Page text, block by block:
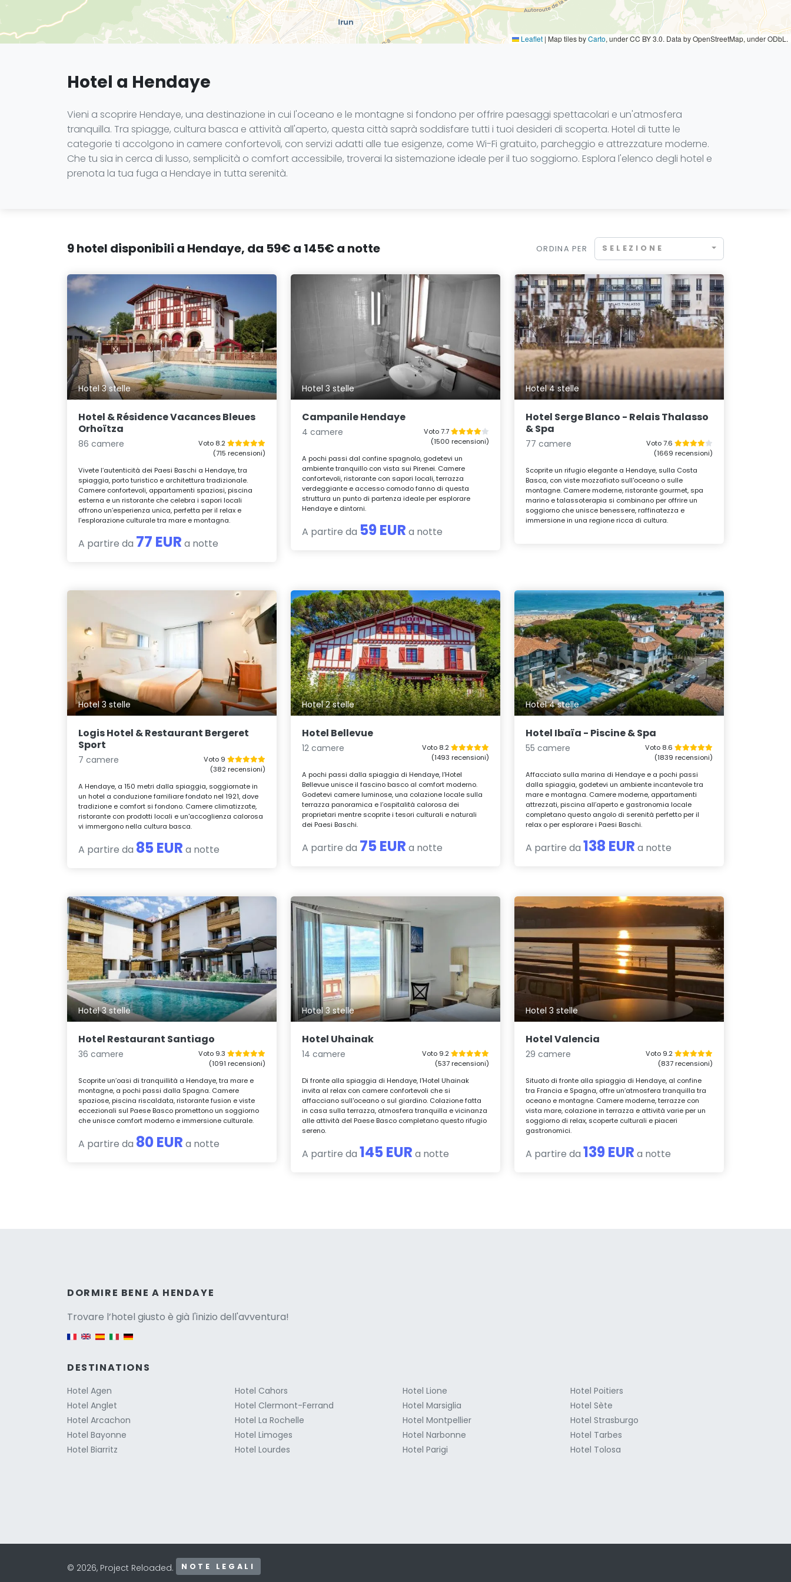
Leaflet | Map tiles byCarto, under CC BY 3.0. Data by OpenStreetMap, under ODbL.
Hotel a Hendaye
Vieni a scoprire Hendaye, una destinazione in cui l'oceano e le montagne si fondono per offrire paesaggi spettacolari e un'atmosfera
tranquilla. Tra spiagge, cultura basca e attività all'aperto, questa città saprà soddisfare tutti i tuoi desideri di scoperta. Hotel di tutte le
categorie ti accolgono in camere confortevoli, con servizi adatti alle tue esigenze, come Wi-Fi gratuito, parcheggio e attrezzature moderne.
Che tu sia in cerca di lusso, semplicità o comfort accessibile, troverai la sistemazione ideale per il tuo soggiorno. Esplora l'elenco degli hotel e
prenota la tua fuga a Hendaye in tutta serenità.
9 hotel disponibili a Hendaye, da 59€ a 145€ a notte ORDINA PER SELEZIONE
Hotel 3 stelle
Hotel & Résidence Vacances Bleues
Orhoïtza
86 camere
Voto 8.2
(715 recensioni)
Vivete l’autenticità dei Paesi Baschi a Hendaye, tra
spiaggia, porto turistico e architettura tradizionale.
Camere confortevoli, appartamenti spaziosi, piscina
esterna e un ristorante che celebra i sapori locali
offrono un’esperienza unica, perfetta per il relax e
l’esplorazione culturale tra mare e montagna.
A partire da 77 EUR a notte
Hotel 3 stelle
Campanile Hendaye
4 camere
Voto 7.7
(1500 recensioni)
A pochi passi dal confine spagnolo, godetevi un
ambiente tranquillo con vista sui Pirenei. Camere
confortevoli, ristorante con sapori locali, terrazza
verdeggiante e accesso comodo fanno di questa
struttura un punto di partenza ideale per esplorare
Hendaye e dintorni.
A partire da 59 EUR a notte
Hotel 4 stelle
Hotel Serge Blanco - Relais Thalasso
& Spa
77 camere
Voto 7.6
(1669 recensioni)
Scoprite un rifugio elegante a Hendaye, sulla Costa
Basca, con viste mozzafiato sull'oceano o sulle
montagne. Camere moderne, ristorante gourmet, spa
marino e talassoterapia si combinano per offrire un
soggiorno che unisce benessere, raffinatezza e
immersione in una regione ricca di cultura.
Hotel 3 stelle
Logis Hotel & Restaurant Bergeret
Sport
7 camere
Voto 9
(382 recensioni)
A Hendaye, a 150 metri dalla spiaggia, soggiornate in
un hotel a conduzione familiare fondato nel 1921, dove
tradizione e comfort si fondono. Camere climatizzate,
ristorante con prodotti locali e un'accoglienza calorosa
vi immergono nella cultura basca.
A partire da 85 EUR a notte
Hotel 2 stelle
Hotel Bellevue
12 camere
Voto 8.2
(1493 recensioni)
A pochi passi dalla spiaggia di Hendaye, l’Hotel
Bellevue unisce il fascino basco al comfort moderno.
Godetevi camere luminose, una colazione locale sulla
terrazza panoramica e l’ospitalità calorosa dei
proprietari mentre scoprite i tesori culturali e naturali
dei Paesi Baschi.
A partire da 75 EUR a notte
Hotel 4 stelle
Hotel Ibaïa - Piscine & Spa
55 camere
Voto 8.6
(1839 recensioni)
Affacciato sulla marina di Hendaye e a pochi passi
dalla spiaggia, godetevi un ambiente incantevole tra
mare e montagna. Camere moderne, appartamenti
attrezzati, piscina all’aperto e gastronomia locale
completano questo angolo di serenità perfetto per il
relax o per esplorare i Paesi Baschi.
A partire da138 EUR a notte
Hotel 3 stelle
Hotel Restaurant Santiago
36 camere
Voto 9.3
(1091 recensioni)
Scoprite un’oasi di tranquillità a Hendaye, tra mare e
montagne, a pochi passi dalla Spagna. Camere
spaziose, piscina riscaldata, ristorante fusion e viste
eccezionali sul Paese Basco promettono un soggiorno
che unisce comfort moderno e immersione culturale.
A partire da 80 EUR a notte
Hotel 3 stelle
Hotel Uhainak
14 camere
Voto 9.2
(537 recensioni)
Di fronte alla spiaggia di Hendaye, l'Hotel Uhainak
invita al relax con camere confortevoli che si
affacciano sull'oceano o sul giardino. Colazione fatta
in casa sulla terrazza, atmosfera tranquilla e vicinanza
alle attività del Paese Basco completano questo rifugio
sereno.
A partire da145 EUR a notte
Hotel 3 stelle
Hotel Valencia
29 camere
Voto 9.2
(837 recensioni)
Situato di fronte alla spiaggia di Hendaye, al confine
tra Francia e Spagna, offre un’atmosfera tranquilla tra
oceano e montagne. Camere moderne, terrazze con
vista mare, colazione in terrazza e attività varie per un
soggiorno di relax, scoperte culturali e piaceri
gastronomici.
A partire da139 EUR a notte
DORMIRE BENE A HENDAYE
Trovare l’hotel giusto è già l'inizio dell'avventura!
Versione italiana
DESTINATIONS
Hotel Agen
Hotel Anglet
Hotel Arcachon
Hotel Bayonne
Hotel Biarritz
Hotel Cahors
Hotel Clermont-Ferrand
Hotel La Rochelle
Hotel Limoges
Hotel Lourdes
Hotel Lione
Hotel Marsiglia
Hotel Montpellier
Hotel Narbonne
Hotel Parigi
Hotel Poitiers
Hotel Sète
Hotel Strasburgo
Hotel Tarbes
Hotel Tolosa
© 2026, Project Reloaded. NOTE LEGALI